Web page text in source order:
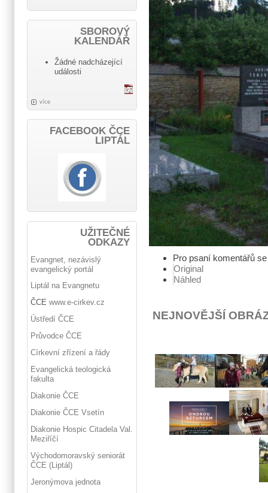
Pro psaní komentářů
Original
Náhled
NEJNOVĚJŠÍ
SBOROVÝ
KALENDÁŘ
Žádné nadcházející
události
více
FACEBOOK ČCE
LIPTÁL
UŽITEČNÉ
ODKAZY
Evangnet, nezávislý
evangelický portál
Liptál na Evangnetu
ČCE www.e-cirkev.cz
Ústředí ČCE
Průvodce ČCE
Církevní zřízení a řády
Evangelická teologická
fakulta
Diakonie ČCE
Diakonie ČCE Vsetín
Diakonie Hospic Citadela Val.
Meziříčí
Východomoravský seniorát
ČCE (Liptál)
Jeronýmova jednota